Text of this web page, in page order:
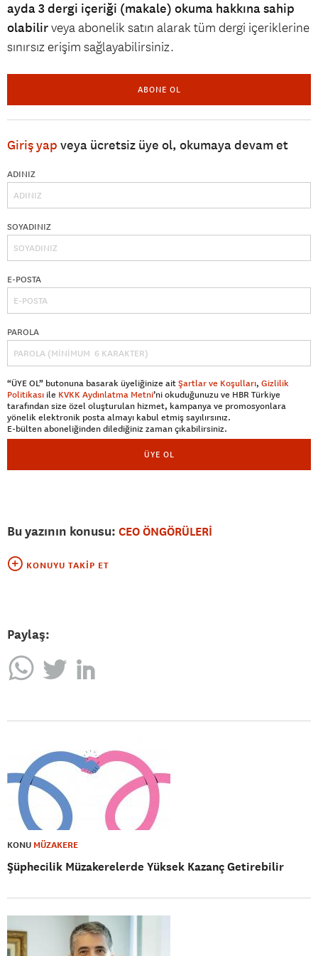
ayda 3 dergi içeriği (makale) okuma hakkına sahip
olabilirveya abonelik satın alarak tüm dergi içeriklerine
sınırsız erişim sağlayabilirsiniz.
ABONE OL
Giriş yap veya ücretsiz üye ol, okumaya devam et
ADINIZ
SOYADINIZ
E-POSTA
PAROLA
“ÜYE OL” butonuna basarak üyeliğinize aitŞartlar ve Koşulları, Gizlilik
Politikası ile KVKK Aydınlatma Metni’ni okuduğunuzu ve HBR Türkiye
tarafından size özel oluşturulan hizmet, kampanya ve promosyonlara
yönelik elektronik posta almayı kabul etmiş sayılırsınız.
E-bülten aboneliğinden dilediğiniz zaman çıkabilirsiniz.
ÜYE OL
Bu yazının konusu: CEO ÖNGÖRÜLERİ
KONUYU TAKIP ET
Paylaş:
KONU MÜZAKERE
Şüphecilik Müzakerelerde Yüksek Kazanç Getirebilir